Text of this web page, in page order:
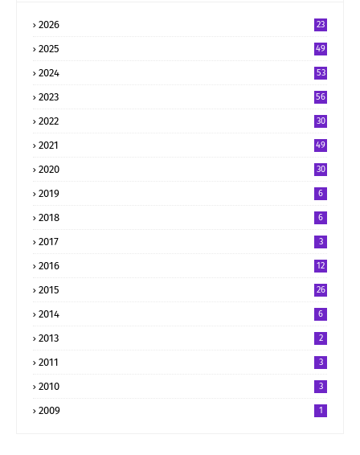
2026 23
2025 49
2024 53
2023 56
2022 30
2021 49
2020 30
2019 6
2018 6
2017 3
2016 12
2015 26
2014 6
2013 2
2011 3
2010 3
2009 1